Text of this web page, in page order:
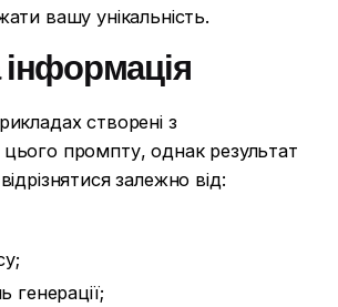
вашу унікальність.
створені з
промпту, однак результат
залежно від:
генерації;